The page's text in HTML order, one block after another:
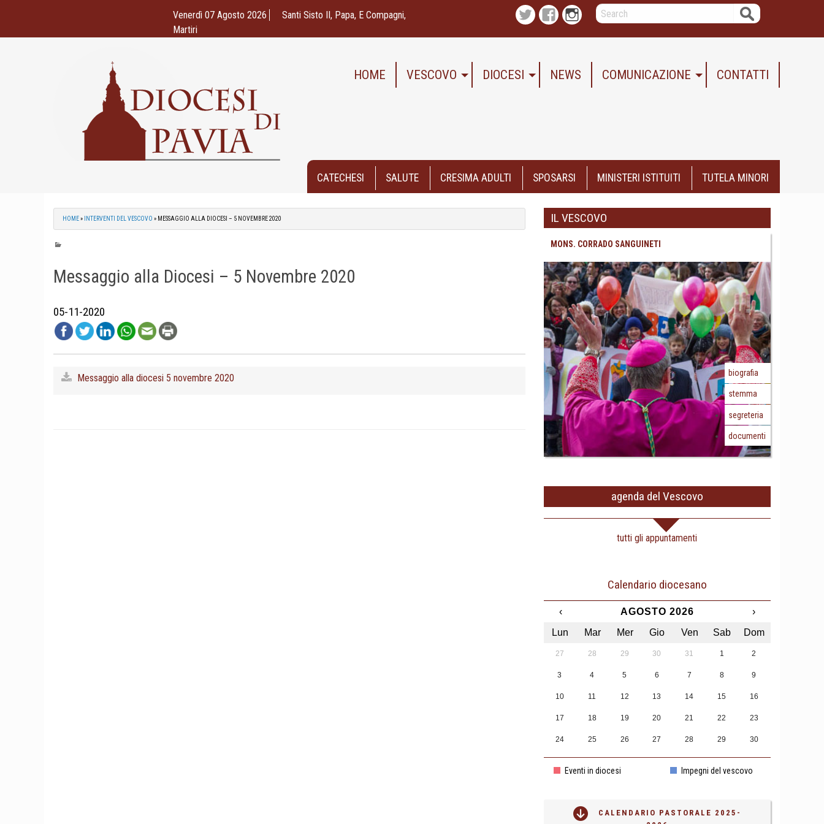
content
Venerdì 07 Agosto 2026
Santi Sisto II, Papa, E Compagni,
Martiri
TwitterFacebookInstagram Search
HOME VESCOVO DIOCESI NEWS COMUNICAZIONE CONTATTI
CATECHESI SALUTE CRESIMA ADULTI SPOSARSI MINISTERI ISTITUITI TUTELA MINORI
HOME» INTERVENTI DEL VESCOVO » MESSAGGIO ALLA DIOCESI – 5 NOVEMBRE 2020
Messaggio alla Diocesi – 5 Novembre 2020
05-11-2020
Messaggio alla diocesi 5 novembre 2020
IL VESCOVO
MONS. CORRADO SANGUINETI
biografia
stemma
segreteria
documenti
agenda del Vescovo
tutti gli appuntamenti
Calendario diocesano
‹ AGOSTO 2026
›
Lun
Mar Mer Gio Ven Sab Dom
27 28 29 30 31 1 2
3 4 5 6 7 8 9
10 11 12 13 14 15 16
17 18 19 20 21 22 23
24 25 26 27 28 29 30
Eventi in diocesi Impegni del vescovo
CALENDARIO PASTORALE 2025-